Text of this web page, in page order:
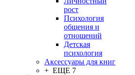
рост
Психология
общения и
отношений
Детская
психология
Аксессуары для книг
+ ЕЩЕ 7